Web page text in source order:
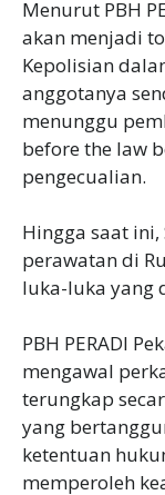
Menurut PBH
akan menjadi
Kepolisian
anggotanya
menunggu
before the law
pengecualian.
Hingga saat
perawatan di
luka-luka yang
PBH PERADI
mengawal
terungkap
yang
ketentuan
memperoleh